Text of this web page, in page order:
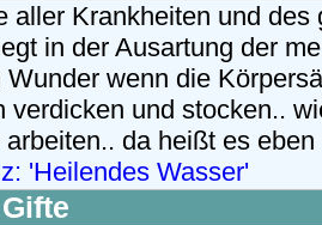
aller Krankheiten und des
in der Ausartung der
Wunder wenn die
verdicken und stocken..
da heißt es
'Heilendes Wasser'